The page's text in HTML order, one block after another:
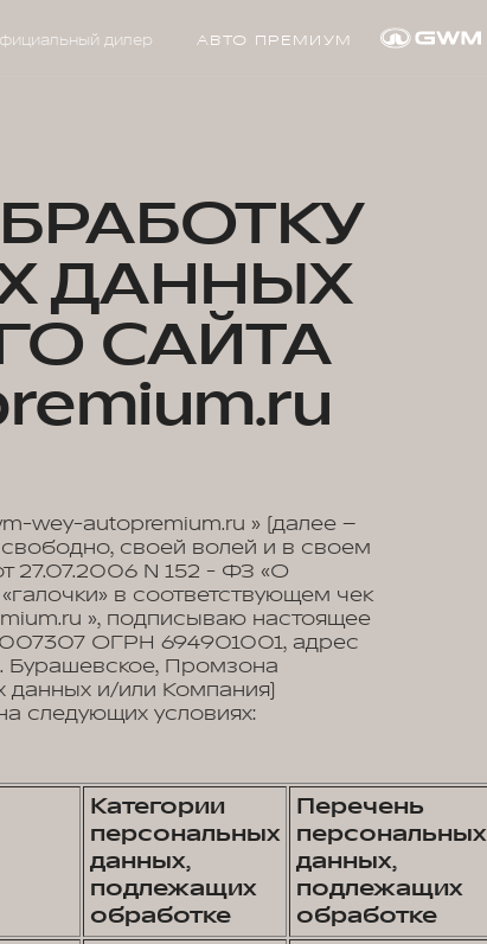
дилер АВТО ПРЕМИУМ
ДАННЫХ
САЙТА
wey-autopremium.ru » (далее –
своей волей и в своем
27.07.2006 N 152 - ФЗ «О
в соответствующем чек
», подписываю настоящее
ОГРН 694901001, адрес
Бурашевское, Промзона
и/или Компания)
следующих условиях:
Категории
персональных
данных,
подлежащих
обработке
Перечень
персональных
данных,
подлежащих
обработке